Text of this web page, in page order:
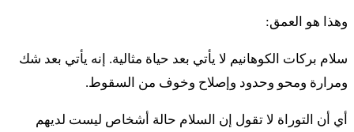
מא
אֵלֶּה פְקוּדֵי מִשְׁפְּחֹת בְּנֵי גֵרְשׁוֹן כָּל הָעֹבֵד
בְּאֹהֶל מוֹעֵד אֲשֶׁר פָּקַד מֹשֶׁה וְאַהֲרֹן עַל פִּי יְדוָד׃
بْأوهِل موعيد أَشِر باقاد موشيه فْأَهَرون عَل بّي أدوناي
وهذا هو العمق:
سلام بركات الكوهانيم لا يأتي بعد حياة مثالية. إنه يأتي بعد شك
ومرارة ومحو وحدود وإصلاح وخوف من السقوط.
أي أن التوراة لا تقول إن السلام حالة أشخاص ليست لديهم